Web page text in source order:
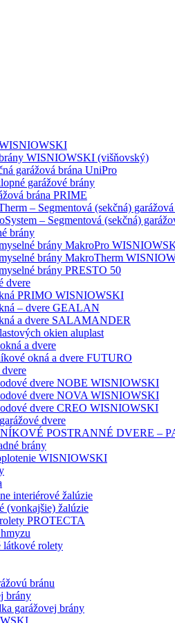
WISNIOWSKI (višňovský)
garážová brána UniPro
garážové brány
brána PRIME
– Segmentová (sekčná) garážová
– Segmentová (sekčná)
brány
brány MakroPro
brány MakroTherm
brány PRESTO 50
dvere
PRIMO WISNIOWSKI
– dvere GEALAN
a dvere SALAMANDER
okien aluplast
a dvere
okná a dvere FUTURO
dvere NOBE WISNIOWSKI
dvere NOVA WISNIOWSKI
dvere CREO WISNIOWSKI
dvere
POSTRANNÉ DVERE –
brány
WISNIOWSKI
interiérové žalúzie
(vonkajšie) žalúzie
PROTECTA
látkové rolety
bránu
brány
garážovej brány